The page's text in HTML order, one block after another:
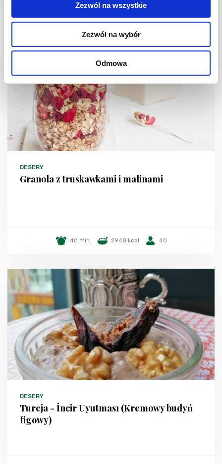
Zezwól na wszystkie
Zezwól na wybór
Odmowa
3432 kcal
DESERY
Granola z truskawkami i malinami
40 min. 2948 kcal 40
DESERY
Turcja - İncir Uyutması (Kremowy budyń
figowy)